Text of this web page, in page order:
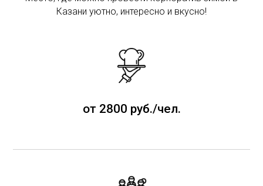
Казани уютно, интересно и вкусно!
от 2800 руб./чел.